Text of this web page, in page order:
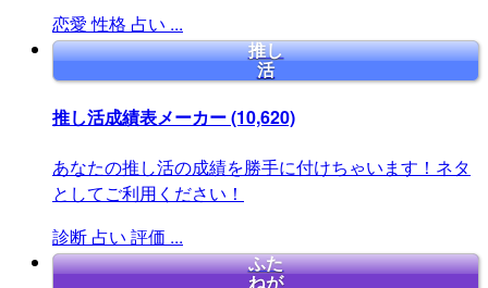
恋愛 性格 占い ...
推し
活
推し活成績表メーカー(10,620)
あなたの推し活の成績を勝手に付けちゃいます！ネタ
としてご利用ください！
診断 占い 評価 ...
ふた
ねが